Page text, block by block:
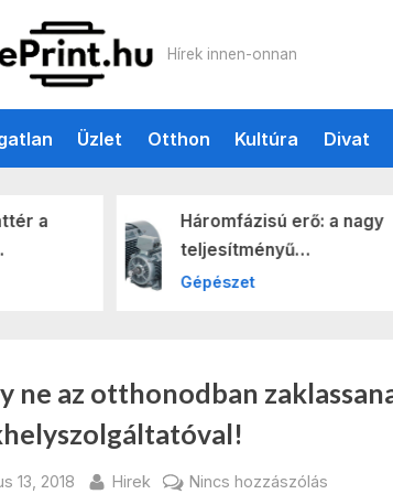
Online print
Hírek innen-onnan
Üzlet Otthon Kultúra Divat
Háromfázisú erő: a nagy
rendszerek titka
Miért
ne az otthonodban
13, 2018 By
Hirek Nincs hozzászólás